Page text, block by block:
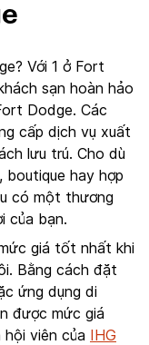
Với 1 ở Fort
sạn hoàn hảo
Dodge. Các
cấp dịch vụ xuất
lưu trú. Cho dù
boutique hay hợp
có một thương
của bạn.
giá tốt nhất khi
Bằng cách đặt
ứng dụng di
được mức giá
viên của IHG